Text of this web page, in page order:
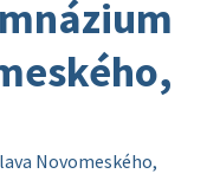
Novomeského,